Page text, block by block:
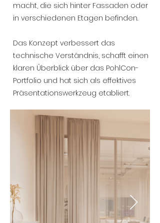
macht, die sich hinter Fassaden oder
in verschiedenen Etagen befinden.
Das Konzept verbessert das
technische Verständnis, schafft einen
klaren Überblick über das PohlCon-
Portfolio und hat sich als effektives
Präsentationswerkzeug etabliert.